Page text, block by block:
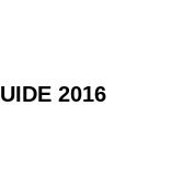
2016